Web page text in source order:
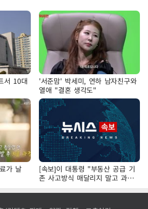
서 10대
'서준맘' 박세미, 연하 남자친구와
열애 "결혼 생각도"
가 날
[속보]이 대통령 "부동산 공급 기
존 사고방식 매달리지 말고 과감
히 실천"